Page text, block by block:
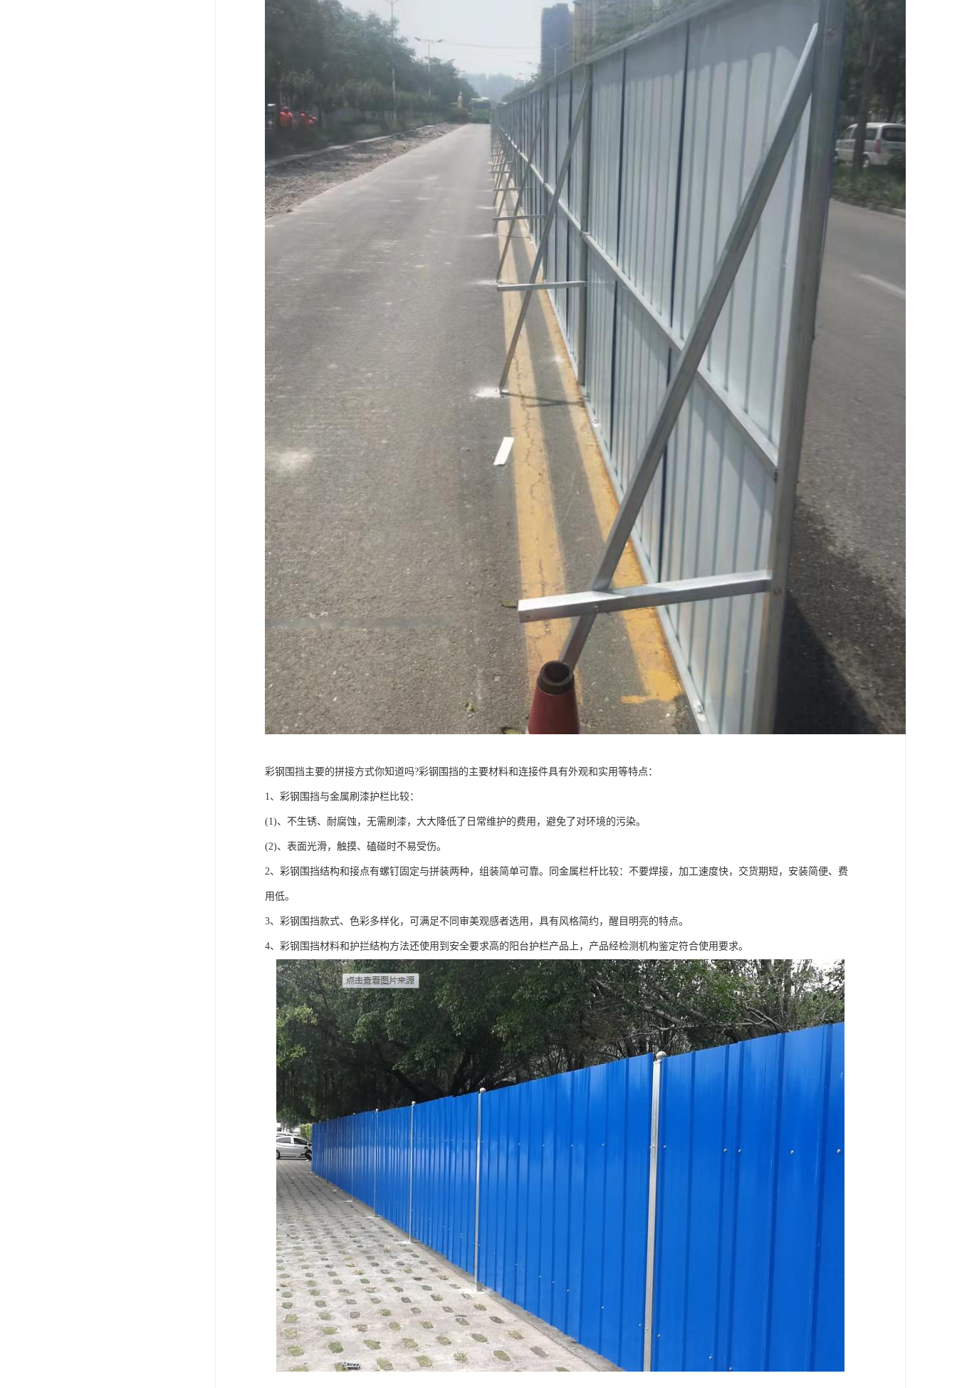
彩钢围挡主要的拼接方式你知道吗?彩钢围挡的主要材料和连接件具有外观和实用等特点：
1、彩钢围挡与金属刷漆护栏比较：
(1)、不生锈、耐腐蚀，无需刷漆，大大降低了日常维护的费用，避免了对环境的污染。
(2)、表面光滑，触摸、磕碰时不易受伤。
2、彩钢围挡结构和接点有螺钉固定与拼装两种，组装简单可靠。同金属栏杆比较：不要焊接，加工速度快，交货期短，安装简便、费
用低。
3、彩钢围挡款式、色彩多样化，可满足不同审美观感者选用，具有风格简约，醒目明亮的特点。
4、彩钢围挡材料和护拦结构方法还使用到安全要求高的阳台护栏产品上，产品经检测机构鉴定符合使用要求。